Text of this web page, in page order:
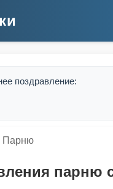
поздравление:
Парню
парню